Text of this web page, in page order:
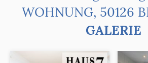
WOHNUNG, 50126
GALERIE